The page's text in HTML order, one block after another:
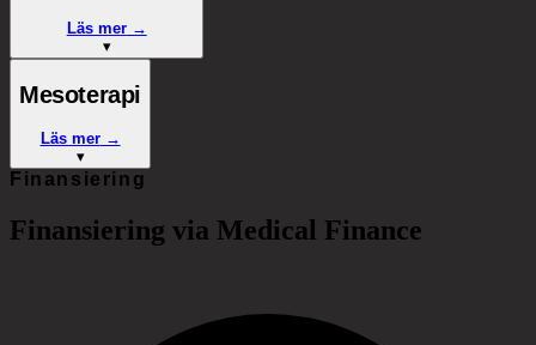
Läs mer→
▾
Mesoterapi
Läs mer→
▾
Finansiering
Finansiering via Medical Finance